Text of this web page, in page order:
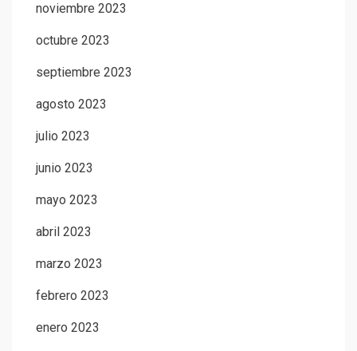
noviembre 2023
octubre 2023
septiembre 2023
agosto 2023
julio 2023
junio 2023
mayo 2023
abril 2023
marzo 2023
febrero 2023
enero 2023